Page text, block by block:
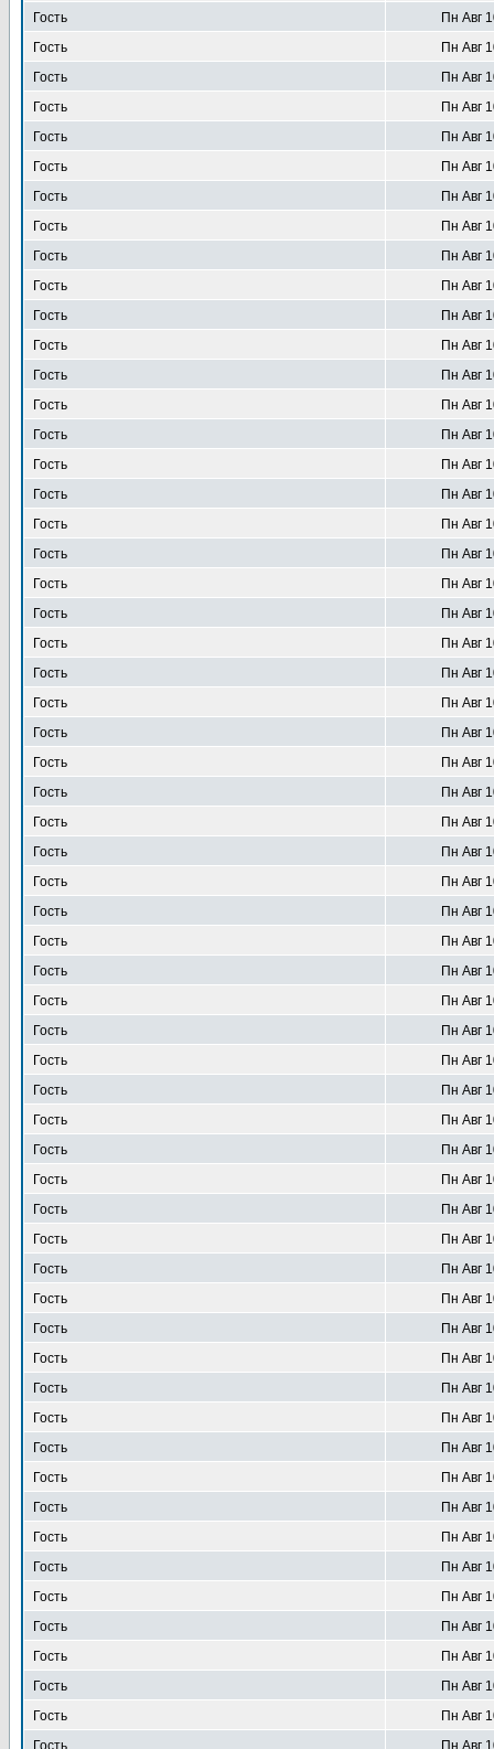
Гость
Пн Авг
Гость
Пн Авг
Гость
Пн Авг
Гость
Пн Авг
Гость
Пн Авг
Гость
Пн Авг
Гость
Пн Авг
Гость
Пн Авг
Гость
Пн Авг
Гость
Пн Авг
Гость
Пн Авг
Гость
Пн Авг
Гость
Пн Авг
Гость
Пн Авг
Гость
Пн Авг
Гость
Пн Авг
Гость
Пн Авг
Гость
Пн Авг
Гость
Пн Авг
Гость
Пн Авг
Гость
Пн Авг
Гость
Пн Авг
Гость
Пн Авг
Гость
Пн Авг
Гость
Пн Авг
Гость
Пн Авг
Гость
Пн Авг
Гость
Пн Авг
Гость
Пн Авг
Гость
Пн Авг
Гость
Пн Авг
Гость
Пн Авг
Гость
Пн Авг
Гость
Пн Авг
Гость
Пн Авг
Гость
Пн Авг
Гость
Пн Авг
Гость
Пн Авг
Гость
Пн Авг
Гость
Пн Авг
Гость
Пн Авг
Гость
Пн Авг
Гость
Пн Авг
Гость
Пн Авг
Гость
Пн Авг
Гость
Пн Авг
Гость
Пн Авг
Гость
Пн Авг
Гость
Пн Авг
Гость
Пн Авг
Гость
Пн Авг
Гость
Пн Авг
Гость
Пн Авг
Гость
Пн Авг
Гость
Пн Авг
Гость
Пн Авг
Гость
Пн Авг
Гость
Пн Авг
Гость
Пн Авг